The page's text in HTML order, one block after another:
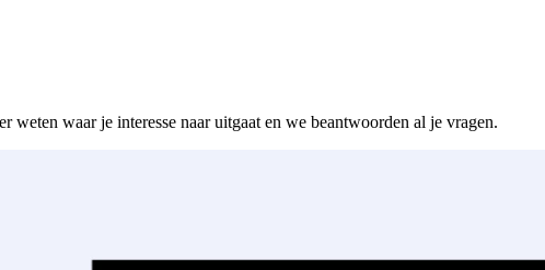
waar je interesse naar uitgaat en we beantwoorden al je vragen.